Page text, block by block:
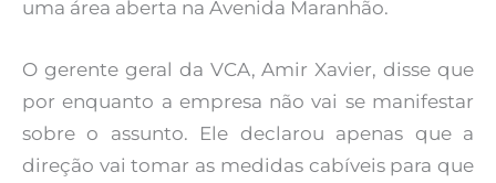
uma área aberta na Avenida Maranhão.
O gerente geral da VCA, Amir Xavier, disse que
por enquanto a empresa não vai se manifestar
sobre o assunto. Ele declarou apenas que a
direção vai tomar as medidas cabíveis para que